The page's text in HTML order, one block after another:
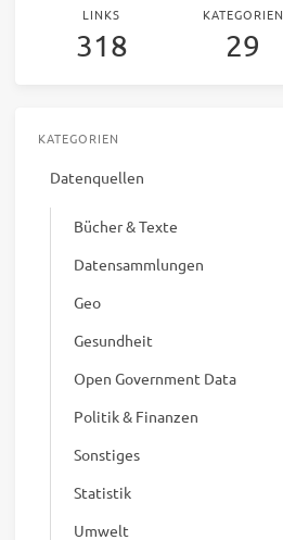
LINKS
318
KATEGORIEN
29
KATEGORIEN
Datenquellen
Bücher & Texte
Datensammlungen
Geo
Gesundheit
Open Government Data
Politik & Finanzen
Sonstiges
Statistik
Umwelt